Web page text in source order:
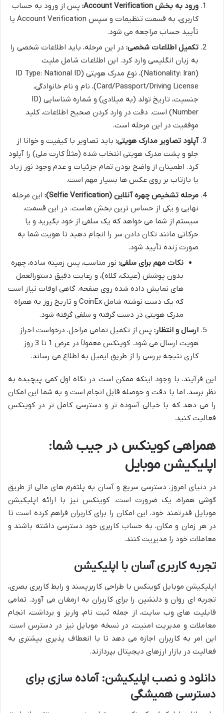
ورود به بخش Account Verification:
پس از ورود به حساب
کاربری، به قسمت تنظیمات و سپس Account Verification یا
تأیید حساب مراجعه می شود.
تکمیل اطلاعات شخصی: در این مرحله، باید اطلاعات شخصی را
به زبان انگلیسی وارد کرد. این اطلاعات شامل ملیت
(Nationality: Iran)، نوع مدرک هویتی (ID Type: National ID
Card/Passport/Driving License)، نام و نام خانوادگی،
جنسیت، تاریخ تولد (به میلادی) و شماره شناسایی (ID
Number) است. دقت در وارد کردن صحیح اطلاعات، کلید
موفقیت در این مرحله است.
آپلود تصاویر مدارک هویتی: باید تصاویر با کیفیت و خوانا از
جلو و پشت مدرک هویتی انتخاب شده (مثلاً کارت ملی) را آپلود
کرد. اطمینان از واضح بودن تمام جزئیات و عدم وجود نور زیاد
یا بازتاب بر روی عکس ها بسیار مهم است.
مرحله تشخیص چهره آنلاین (Selfie Verification):
این مرحله
نهایی و یکی از حساس ترین بخش هاست. در این قسمت،
سیستم از شما می خواهد که یک سلفی از خود بگیرید و یا
حرکاتی مانند تکان دادن سر را انجام دهید تا هویت شما به
صورت زنده تأیید شود.
نکات مهم برای سلفی: نور مناسب، پس زمینه ساده، چهره
بدون پوشش (عینک، کلاه)، و رعایت دقیق دستورالعمل
های نمایش داده شده روی صفحه. گاهی اوقات نیاز است
که یک دست نوشته شامل CoinEx و تاریخ روز به همراه
مدرک هویتی در دست گرفته و سلفی گرفته شود.
ارسال و انتظار: پس از تکمیل تمامی مراحل، درخواست احراز
هویت ارسال می شود. کوینکس معمولاً در عرض 1 تا 3 روز
کاری نتیجه بررسی را از طریق ایمیل به اطلاع می رساند.
این فرآیند، با وجود اینکه ممکن است در نگاه اول کمی پیچیده به
نظر برسد، اما با دقت و حوصله قابل انجام است و به شما این امکان
را می دهد که با خیالی آسوده تر و دسترسی کامل تر در کوینکس
فعالیت کنید.
همراهی کوینکس در جیب شما:
اپلیکیشن موبایل
در دنیای امروز، دسترسی سریع و آسان به پلتفرم های مالی از طریق
گوشی همراه، یک ضرورت است. کوینکس نیز با ارائه اپلیکیشن
موبایل قدرتمند خود، این امکان را برای کاربران فراهم کرده است تا
در هر زمان و مکان، به حساب کاربری خود دسترسی داشته باشند و
معاملات خود را مدیریت کنند.
تجربه کاربری آسان با اپلیکیشن
اپلیکیشن موبایل کوینکس با طراحی کاربرپسند و رابط کاربری بصری،
تجربه ای روان و دلنشین را برای کاربران به ارمغان می آورد. تمامی
قابلیت های وب سایت، از جمله ثبت نام، واریز و برداشت، انجام
معاملات و مدیریت امنیت، در نسخه موبایل نیز در دسترس است.
این امر به کاربران اجازه می دهد تا با انعطاف پذیری بیشتری به
فعالیت در بازار ارزهای دیجیتال بپردازند.
دانلود و نصب اپلیکیشن: آماده سازی برای
دسترسی همیشگی